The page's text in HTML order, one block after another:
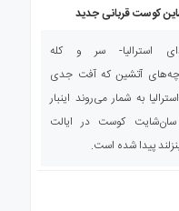
کوست قربانی جدید
استرالیا- سر و کله
آتشین که آفت جدی
به شمار می‌روند اینبار
کوست در ایالت
پیدا شده است.